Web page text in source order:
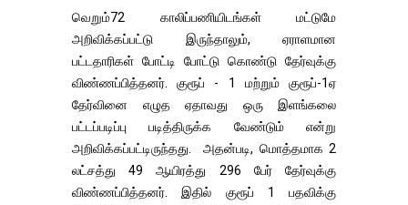
வெறும்72 காலிப்பணியிடங்கள் மட்டுமே
அறிவிக்கப்பட்டு இருந்தாலும், ஏராளமான
பட்டதாரிகள் போட்டி போட்டு கொண்டு தேர்வுக்கு
விண்ணப்பித்தனர். குரூப் - 1 மற்றும் குரூப்-1ஏ
தேர்வினை எழுத ஏதாவது ஒரு இளங்கலை
பட்டப்படிப்பு படித்திருக்க வேண்டும் என்று
அறிவிக்கப்பட்டிருந்தது. அதன்படி, மொத்தமாக 2
லட்சத்து 49 ஆயிரத்து 296 பேர் தேர்வுக்கு
விண்ணப்பித்தனர். இதில் குரூப் 1 பதவிக்கு